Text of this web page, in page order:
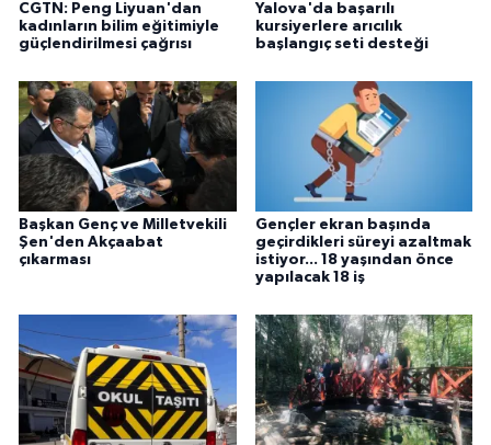
CGTN: Peng Liyuan'dan
kadınların bilim eğitimiyle
güçlendirilmesi çağrısı
Yalova'da başarılı
kursiyerlere arıcılık
başlangıç seti desteği
Başkan Genç ve Milletvekili
Şen'den Akçaabat
çıkarması
Gençler ekran başında
geçirdikleri süreyi azaltmak
istiyor... 18 yaşından önce
yapılacak 18 iş